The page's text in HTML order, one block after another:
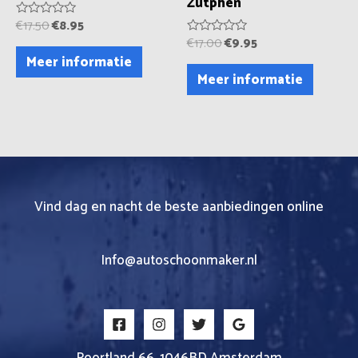
Waardering
uit
€17.50€8.95
Meer informatie
Waardering
uit
€17.00€9.95
Meer informatie
Vind dag en nacht de beste aanbiedingen online
Info@autoschoonmaker.nl